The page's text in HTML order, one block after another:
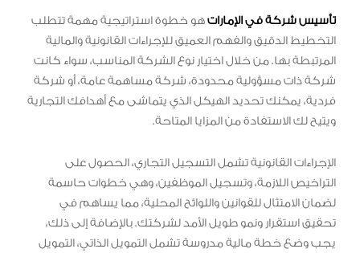
تأسيس شركة في الإماراتهو خطوة استراتيجية مهمة تتطلب
التخطيط الدقيق والفهم العميق للإجراءات القانونية والمالية
المرتبطة بها. من خلال اختيار نوع الشركة المناسب، سواء كانت
شركة ذات مسؤولية محدودة، شركة مساهمة عامة، أو شركة
فردية، يمكنك تحديد الهيكل الذي يتماشى مع أهدافك التجارية
ويتيح لك الاستفادة من المزايا المتاحة.
الإجراءات القانونية تشمل التسجيل التجاري، الحصول على
التراخيص اللازمة، وتسجيل الموظفين، وهي خطوات حاسمة
لضمان الامتثال للقوانين واللوائح المحلية، مما يساهم في
تحقيق استقرار ونمو طويل الأمد لشركتك. بالإضافة إلى ذلك،
يجب وضع خطة مالية مدروسة تشمل التمويل الذاتي، التمويل